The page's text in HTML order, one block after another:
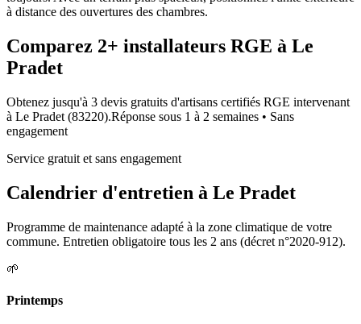
à distance des ouvertures des chambres.
Comparez 2+ installateurs RGE à Le
Pradet
Obtenez jusqu'à 3 devis gratuits d'artisans certifiés RGE intervenant
à Le Pradet (83220).Réponse sous 1 à 2 semaines • Sans
engagement
Service gratuit et sans engagement
Calendrier d'entretien à Le Pradet
Programme de maintenance adapté à la zone climatique de votre
commune. Entretien obligatoire tous les 2 ans (décret n°2020-912).
🌱
Printemps